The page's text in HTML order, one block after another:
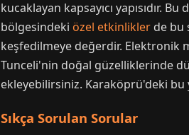
kucaklayan kapsayıcı yapısıdır.
bölgesindeki özel etkinlikler de bu
keşfedilmeye değerdir. Elektronik
Tunceli'nin doğal güzelliklerinde
ekleyebilirsiniz. Karaköprü'deki
Sıkça Sorulan Sorular